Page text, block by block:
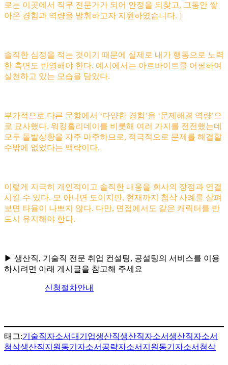
로는 이곳에서 직무 전문가가 되어 안정을 되찾고, 그동안 쌓
아온 경험과 역량을 발휘하고자 지원하였습니다. ]
솔직한 심정을 적는 것이기 때문에 실제로 내가 행동으로 노력
한 측면도 반영해야 한다. 예시에서는 아르바이트를 어필하여
실천하고 있는 모습을 담았다.
부가적으로 다른 문항에서 ‘다양한 경험’을 ‘문제해결 역량’으
로 묘사했다. 워킹홀리데이를 비롯해 여러 가지를 전전했는데
모두 돌발상황을 자주 마주하므로, 적극적으로 문제를 해결할
수밖에 없었다는 맥락이다.
이렇게 지극히 개인적이고 솔직한 내용을 회사의 장점과 연결
시킬 수 있다. 모 아니면 도이지만, 현재까지 첨삭 사례를 살펴
보면 타율이 나쁘지 않다. 다만, 면접에서도 같은 캐릭터를 반
드시 유지해야 한다.
▶ 생산직, 기술직 전문 취업 컨설팅, 공설팅의 서비스를 이용
하시려면 아래 게시글을 참고해 주세요
신청절차안내
태그:기술직자소서대기업생산직생산직자소서생산직자소서
첨삭생산직지원동기 자소서공략자소서지원동기 자소서첨삭